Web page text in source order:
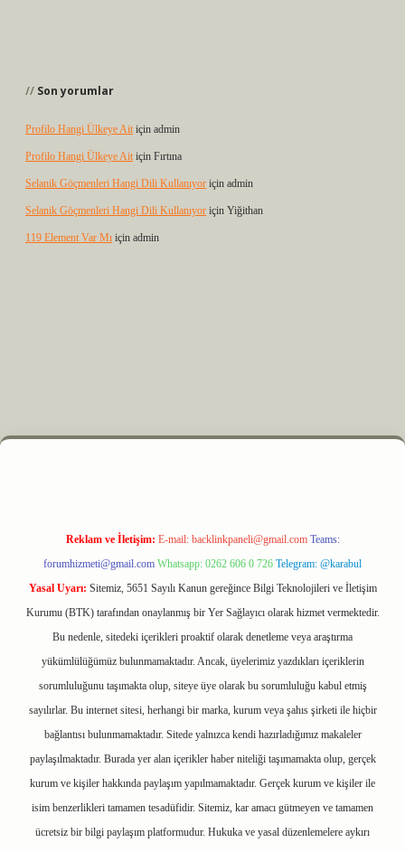
Son yorumlar
Profilo Hangi Ülkeye Ait için admin
Profilo Hangi Ülkeye Ait için Fırtına
Selanik Göçmenleri Hangi Dili Kullanıyor için admin
Selanik Göçmenleri Hangi Dili Kullanıyor için Yiğithan
119 Element Var Mı için admin
elexbet
Reklam ve İletişim: E-mail: backlinkpaneli@gmail.com Teams:
forumhizmeti@gmail.com Whatsapp: 0262 606 0 726 Telegram: @karabul
Yasal Uyarı: Sitemiz, 5651 Sayılı Kanun gereğince Bilgi Teknolojileri ve İletişim
Kurumu (BTK) tarafından onaylanmış bir Yer Sağlayıcı olarak hizmet vermektedir.
Bu nedenle, sitedeki içerikleri proaktif olarak denetleme veya araştırma
yükümlülüğümüz bulunmamaktadır. Ancak, üyelerimiz yazdıkları içeriklerin
sorumluluğunu taşımakta olup, siteye üye olarak bu sorumluluğu kabul etmiş
sayılırlar. Bu internet sitesi, herhangi bir marka, kurum veya şahıs şirketi ile hiçbir
bağlantısı bulunmamaktadır. Sitede yalnızca kendi hazırladığımız makaleler
paylaşılmaktadır. Burada yer alan içerikler haber niteliği taşımamakta olup, gerçek
kurum ve kişiler hakkında paylaşım yapılmamaktadır. Gerçek kurum ve kişiler ile
isim benzerlikleri tamamen tesadüfidir. Sitemiz, kar amacı gütmeyen ve tamamen
ücretsiz bir bilgi paylaşım platformudur. Hukuka ve yasal düzenlemelere aykırı